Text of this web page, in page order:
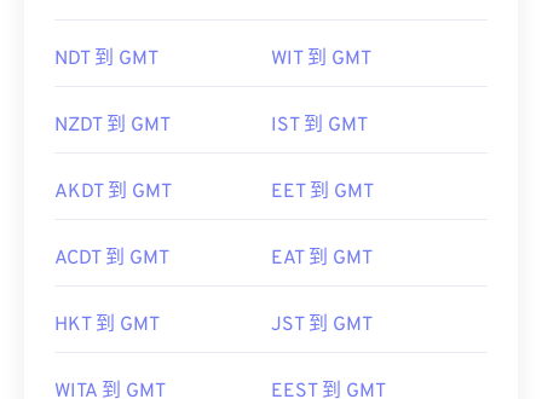
NDT 到 GMT WIT 到 GMT
NZDT 到 GMT IST 到 GMT
AKDT 到 GMT EET 到 GMT
ACDT 到 GMT EAT 到 GMT
HKT 到 GMT JST 到 GMT
WITA 到 GMT EEST 到 GMT